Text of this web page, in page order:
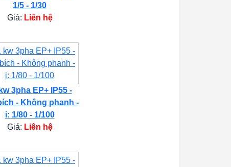
1/5 - 1/30
Giá: Liên hệ
3pha EP+ IP55 -
- Không phanh -
i: 1/80 - 1/100
Giá: Liên hệ